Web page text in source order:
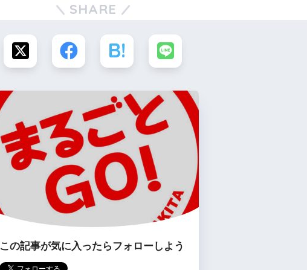
SHARE
この記事が気に入ったらフォローしよう